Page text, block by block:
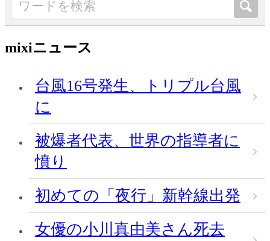
mixiニュース
台風16号発生、トリプル台風
に
被爆者代表、世界の指導者に
憤り
初めての「夜行」新幹線出発
女優の小川真由美さん死去